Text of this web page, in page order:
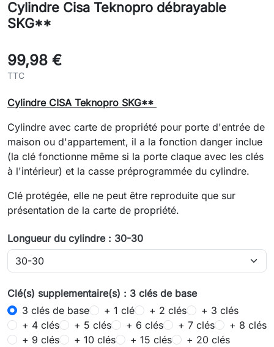
Cylindre Cisa Teknopro débrayable
SKG**
99,98 €
TTC
Cylindre CISA Teknopro SKG**
Cylindre avec carte de propriété pour porte d'entrée de
maison ou d'appartement, il a la fonction danger inclue
(la clé fonctionne même si la porte claque avec les clés
à l'intérieur) et la casse préprogrammée du cylindre.
Clé protégée, elle ne peut être reproduite que sur
présentation de la carte de propriété.
Longueur du cylindre : 30-30
Clé(s) supplementaire(s) : 3 clés de base
3 clés de base
+ 1 clé + 2 clés
+ 3 clés
+ 4 clés
+ 5 clés + 6 clés + 7 clés
+ 8 clés
+ 9 clés
+ 10 clés + 15 clés + 20 clés